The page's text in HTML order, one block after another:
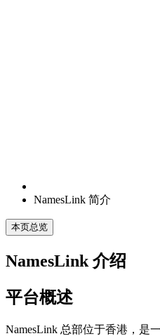
NamesLink 简介
本页总览
NamesLink 介绍
平台概述
NamesLink 总部位于香港，是